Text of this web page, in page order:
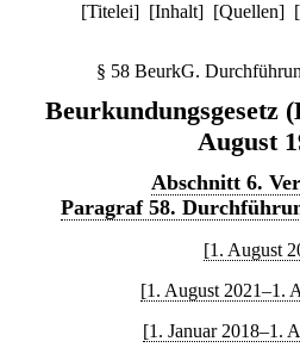
[Titelei] [Inhalt] [Quellen] [
§ 58 BeurkG.
Beurkundungsgesetz
August
Abschnitt 6.
Paragraf 58.
[1. August
[1. August 2021–1.
[1. Januar 2018–1.